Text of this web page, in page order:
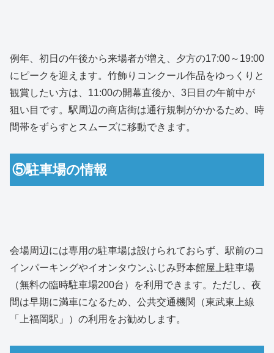
例年、初日の午後から来場者が増え、夕方の17:00～19:00
にピークを迎えます。竹飾りコンクール作品をゆっくりと
観賞したい方は、11:00の開幕直後か、3日目の午前中が
狙い目です。駅周辺の商店街は通行規制がかかるため、時
間帯をずらすとスムーズに移動できます。
⑤駐車場の情報
会場周辺には専用の駐車場は設けられておらず、駅前のコ
インパーキングやイオンタウンふじみ野本館屋上駐車場
（無料の臨時駐車場200台）を利用できます。ただし、夜
間は早期に満車になるため、公共交通機関（東武東上線
「上福岡駅」）の利用をお勧めします。